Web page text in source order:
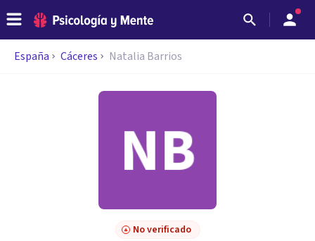
España Cáceres Natalia Barrios
No verificado